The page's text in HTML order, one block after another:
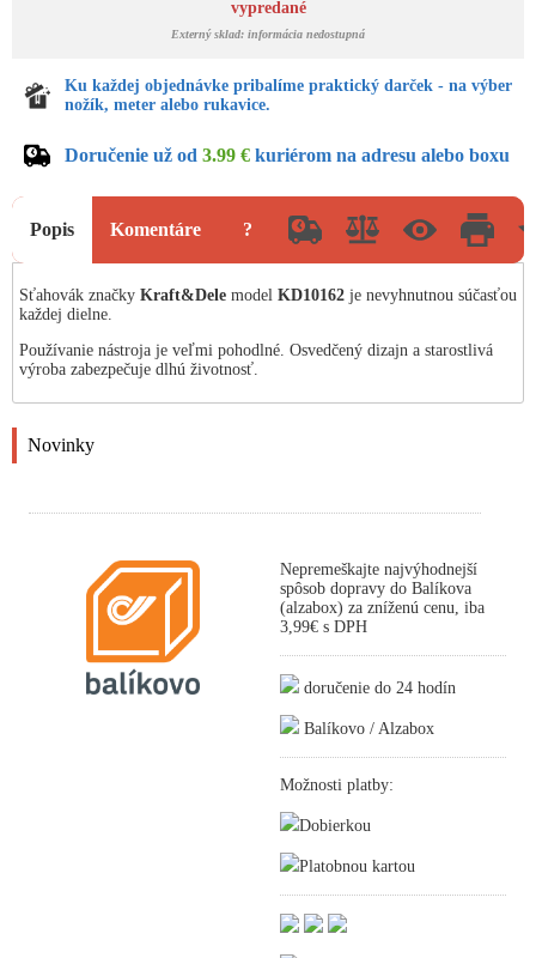
vypredané
Externý sklad: informácia nedostupná
Ku každej objednávke pribalíme praktický darček - na výber
nožík, meter alebo rukavice.
Doručenie už od 3.99 € kuriérom na adresu alebo boxu
Popis Komentáre ?
Sťahovák značky Kraft&Dele model KD10162 je nevyhnutnou súčasťou
každej dielne.
Používanie nástroja je veľmi pohodlné. Osvedčený dizajn a starostlivá
výroba zabezpečuje dlhú životnosť.
Novinky
Nepremeškajte najvýhodnejší
spôsob dopravy do Balíkova
(alzabox) za zníženú cenu, iba
3,99€ s DPH
doručenie do 24 hodín
Balíkovo / Alzabox
Možnosti platby:
Dobierkou
Platobnou kartou